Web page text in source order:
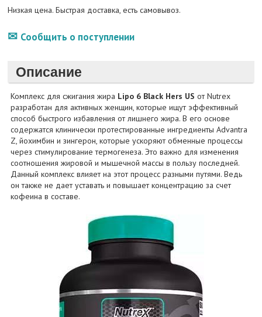
Низкая цена. Быстрая доставка, есть самовывоз.
Сообщить о поступлении
Описание
Комплекс для сжигания жира Lipo 6 Black Hers US от Nutrex
разработан для активных женщин, которые ищут эффективный
способ быстрого избавления от лишнего жира. В его основе
содержатся клинически протестированные ингредиенты Advantra
Z, йохимбин и зингерон, которые ускоряют обменные процессы
через стимулирование термогенеза. Это важно для изменения
соотношения жировой и мышечной массы в пользу последней.
Данный комплекс влияет на этот процесс разными путями. Ведь
он также не дает уставать и повышает концентрацию за счет
кофеина в составе.